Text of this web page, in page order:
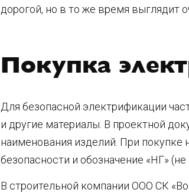
дорогой, но в то же время выглядит
Покупка
Для безопасной электрификации
и другие материалы. В проектной
наименования изделий. При покупке
безопасности и обозначение «НГ»
В строительной компании ООО СК